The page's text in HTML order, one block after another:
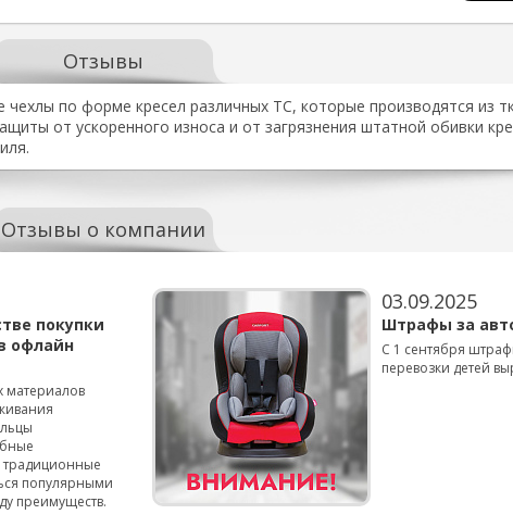
Отзывы
по форме кресел различных ТС, которые производятся из
от ускоренного износа и от загрязнения штатной обивки
Отзывы о компании
покупки
офлайн
материалов
популярными
преимуществ.
03.09.2025
Штрафы за
С 1 сентября
перевозки детей